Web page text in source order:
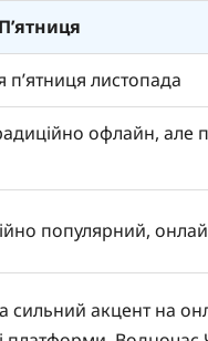
п’ятниця листопада
офлайн, але
популярний,
сильний акцент на